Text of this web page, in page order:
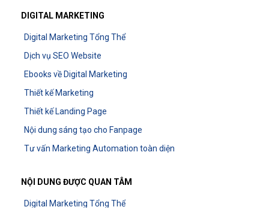
DIGITAL MARKETING
Digital Marketing Tổng Thể
Dịch vụ SEO Website
Ebooks về Digital Marketing
Thiết kế Marketing
Thiết kế Landing Page
Nội dung sáng tạo cho Fanpage
Tư vấn Marketing Automation toàn diện
NỘI DUNG ĐƯỢC QUAN TÂM
Digital Marketing Tổng Thể